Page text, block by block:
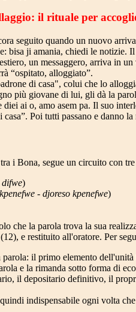
il rituale per
seguito quando un nuovo
bisa ji amania, chiedi le notizie.
un messaggero, arriva in
“ospitato, alloggiato”.
di casa", colui che lo
più giovane di lui, gli dà la
diei ai o, amo asem pa. Il suo
casa”. Poi tutti passano e danno
i Bona, segue un circuito con
)
- djoreso kpenefwe)
che la parola trova la sua
e restituito all'oratore. Per
parola: il primo elemento dell'unità
e la rimanda sotto forma di
il depositario definitivo, il
indispensabile ogni volta